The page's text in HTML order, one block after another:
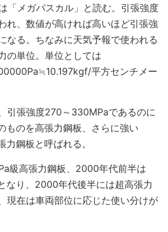
「メガパスカル」と読む。引張強度
れ、数値が高ければ高いほど引張強
なる。ちなみに天気予報で使われる
の単位。単位としては
平方センチメー
引張強度270～330MPaであるのに
ものを高張力鋼板、さらに強い
鋼板と呼ばれる。
級高張力鋼板、2000年代前半は
なり、2000年代後半には超高張力
現在は車両部位に応じた使い分けが